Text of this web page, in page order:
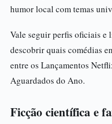
humor local com temas
Vale seguir perfis oficiais e
descobrir quais comédias
entre os Lançamentos
Aguardados do Ano.
Ficção científica e